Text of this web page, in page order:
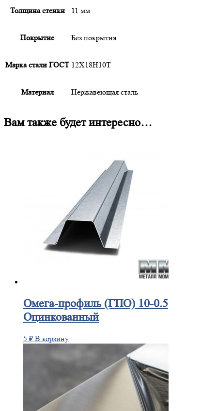
Толщина стенки 11 мм
Покрытие Без покрытия
Марка стали ГОСТ 12Х18Н10Т
Материал Нержавеющая сталь
Вам также будет интересно…
Омега-профиль(ГПО) 10-0.5
Оцинкованный
5 ₽ В корзину